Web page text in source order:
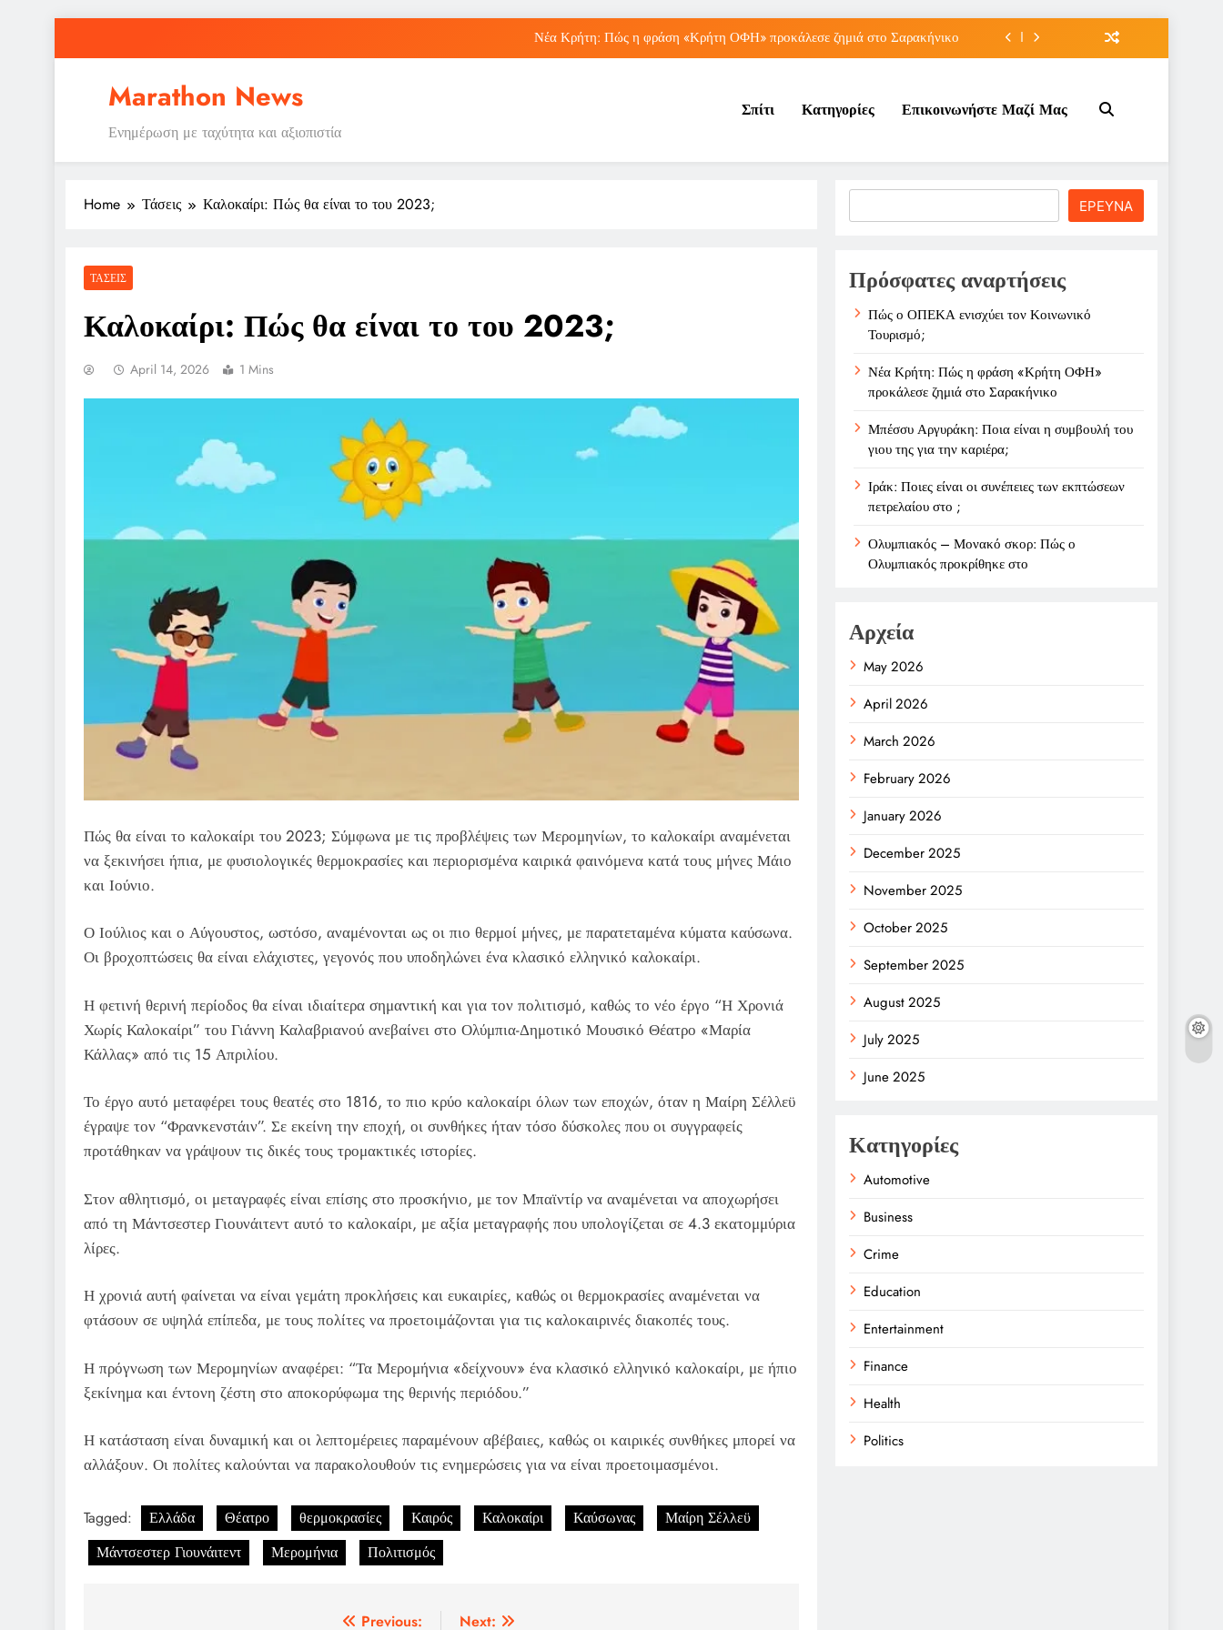
Νέα Κρήτη: Πώς η φράση «Κρήτη ΟΦΗ» προκάλεσε ζημιά στο Σαρακήνικο
Ιράκ: Ποιες είναι οι συνέπειες των εκπτώσεων πετρελαίου στο ;
Νέα Κρήτη: Πώς η φράση «Κρήτη ΟΦΗ» προκάλεσε ζημιά στο Σαρακήνικο
Μπέσσυ Αργυράκη: Ποια είναι η συμβουλή του γιου της για την καριέρα;
Marathon News
Ενημέρωση με ταχύτητα και αξιοπιστία
Σπίτι Κατηγορίες Επικοινωνήστε Μαζί Μας
Home Τάσεις Καλοκαίρι: Πώς θα είναι το του 2023;
ΤΆΣΕΙΣ
Καλοκαίρι: Πώς θα είναι το του 2023;
April 14, 2026 1 Mins
Πώς θα είναι το καλοκαίρι του 2023; Σύμφωνα με τις προβλέψεις των Μερομηνίων, το καλοκαίρι αναμένεται
να ξεκινήσει ήπια, με φυσιολογικές θερμοκρασίες και περιορισμένα καιρικά φαινόμενα κατά τους μήνες Μάιο
και Ιούνιο.
Ο Ιούλιος και ο Αύγουστος, ωστόσο, αναμένονται ως οι πιο θερμοί μήνες, με παρατεταμένα κύματα καύσωνα.
Οι βροχοπτώσεις θα είναι ελάχιστες, γεγονός που υποδηλώνει ένα κλασικό ελληνικό καλοκαίρι.
Η φετινή θερινή περίοδος θα είναι ιδιαίτερα σημαντική και για τον πολιτισμό, καθώς το νέο έργο “Η Χρονιά
Χωρίς Καλοκαίρι” του Γιάννη Καλαβριανού ανεβαίνει στο Ολύμπια-Δημοτικό Μουσικό Θέατρο «Μαρία
Κάλλας» από τις 15 Απριλίου.
Το έργο αυτό μεταφέρει τους θεατές στο 1816, το πιο κρύο καλοκαίρι όλων των εποχών, όταν η Μαίρη Σέλλεϋ
έγραψε τον “Φρανκενστάιν”. Σε εκείνη την εποχή, οι συνθήκες ήταν τόσο δύσκολες που οι συγγραφείς
προτάθηκαν να γράψουν τις δικές τους τρομακτικές ιστορίες.
Στον αθλητισμό, οι μεταγραφές είναι επίσης στο προσκήνιο, με τον Μπαϊντίρ να αναμένεται να αποχωρήσει
από τη Μάντσεστερ Γιουνάιτεντ αυτό το καλοκαίρι, με αξία μεταγραφής που υπολογίζεται σε 4.3 εκατομμύρια
λίρες.
Η χρονιά αυτή φαίνεται να είναι γεμάτη προκλήσεις και ευκαιρίες, καθώς οι θερμοκρασίες αναμένεται να
φτάσουν σε υψηλά επίπεδα, με τους πολίτες να προετοιμάζονται για τις καλοκαιρινές διακοπές τους.
Η πρόγνωση των Μερομηνίων αναφέρει: “Τα Μερομήνια «δείχνουν» ένα κλασικό ελληνικό καλοκαίρι, με ήπιο
ξεκίνημα και έντονη ζέστη στο αποκορύφωμα της θερινής περιόδου.”
Η κατάσταση είναι δυναμική και οι λεπτομέρειες παραμένουν αβέβαιες, καθώς οι καιρικές συνθήκες μπορεί να
αλλάξουν. Οι πολίτες καλούνται να παρακολουθούν τις ενημερώσεις για να είναι προετοιμασμένοι.
Tagged: Ελλάδα Θέατρο θερμοκρασίες Καιρός Καλοκαίρι Καύσωνας
Μαίρη Σέλλεϋ
Μάντσεστερ Γιουνάιτεντ
Μερομήνια Πολιτισμός
Previous:
Next:
ΕΡΕΥΝΑ
Πρόσφατες αναρτήσεις
Πώς ο ΟΠΕΚΑ ενισχύει τον Κοινωνικό
Τουρισμό;
Νέα Κρήτη: Πώς η φράση «Κρήτη ΟΦΗ»
προκάλεσε ζημιά στο Σαρακήνικο
Μπέσσυ Αργυράκη: Ποια είναι η συμβουλή του
γιου της για την καριέρα;
Ιράκ: Ποιες είναι οι συνέπειες των εκπτώσεων
πετρελαίου στο ;
Ολυμπιακός – Μονακό σκορ: Πώς ο
Ολυμπιακός προκρίθηκε στο
Αρχεία
May 2026
April 2026
March 2026
February 2026
January 2026
December 2025
November 2025
October 2025
September 2025
August 2025
July 2025
June 2025
Κατηγορίες
Automotive
Business
Crime
Education
Entertainment
Finance
Health
Politics